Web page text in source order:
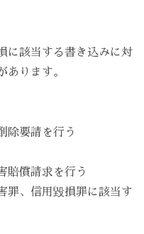
に該当する書き込みに対
あります。
除要請を行う
賠償請求を行う
罪、信用毀損罪に該当す